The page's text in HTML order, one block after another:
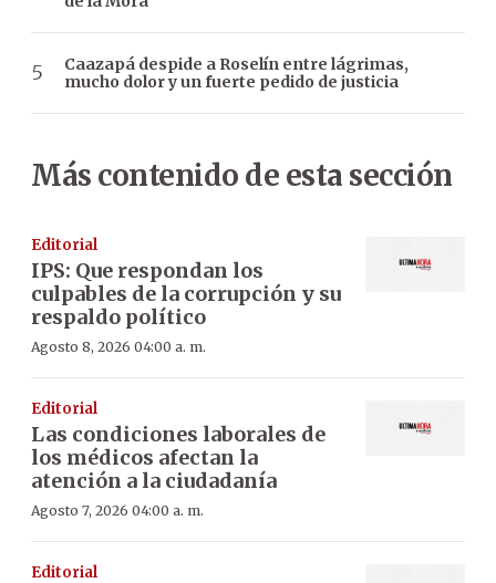
Caazapá despide a Roselín entre lágrimas,
mucho dolor y un fuerte pedido de justicia
Más contenido de esta sección
Editorial
IPS: Que respondan los
culpables de la corrupción y su
respaldo político
Agosto 8, 2026 04:00 a. m.
Editorial
Las condiciones laborales de
los médicos afectan la
atención a la ciudadanía
Agosto 7, 2026 04:00 a. m.
Editorial